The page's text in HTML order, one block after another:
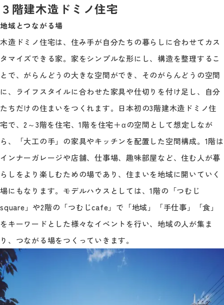
３階建木造ドミノ住宅
地域とつながる場
木造ドミノ住宅は、住み手が自分たちの暮らしに合わせてカス
タマイズできる家。家をシンプルな形にし、構造を整理するこ
とで、がらんどうの大きな空間ができ、そのがらんどうの空間
に、ライフスタイルに合わせた家具や仕切りを付け足し、自分
たちだけの住まいをつくれます。日本初の3階建木造ドミノ住
宅で、2～3階を住宅、1階を住宅＋αの空間として想定しなが
ら、「大工の手」の家具やキッチンを配置した空間構成。1階は
インナーガレージや店舗、仕事場、趣味部屋など、住む人が暮
らしをより楽しむための場であり、住まいを地域に開いていく
場にもなります。モデルハウスとしては、1階の「つむじ
square」や2階の「つむじcafe」で「地域」「手仕事」「食」
をキーワードとした様々なイベントを行い、地域の人が集ま
り、つながる場をつくっていきます。